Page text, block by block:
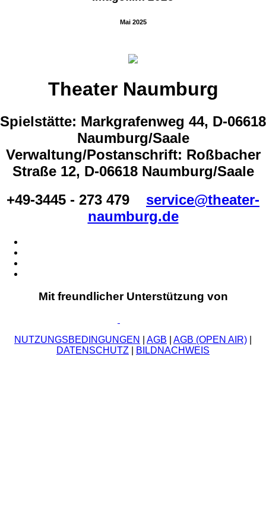
Mai 2025
Theater Naumburg
Spielstätte: Markgrafenweg 44, D-06618
Naumburg/Saale
Verwaltung/Postanschrift: Roßbacher
Straße 12, D-06618 Naumburg/Saale
+49-3445 - 273 479
service@theater-
naumburg.de
Mit freundlicher Unterstützung von
NUTZUNGSBEDINGUNGEN AGB AGB (OPEN AIR)
DATENSCHUTZ
BILDNACHWEIS